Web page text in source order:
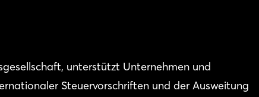
unterstützt Unternehmen und
Steuervorschriften und der Ausweitung